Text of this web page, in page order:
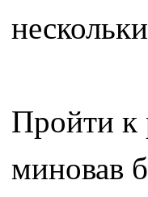
Пройти к
миновав